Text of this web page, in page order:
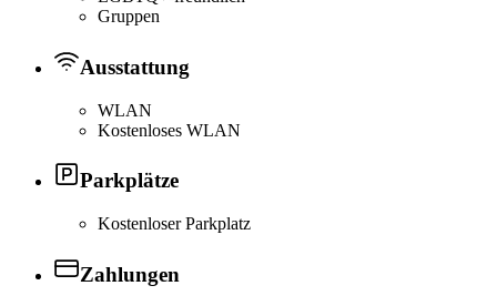
Gruppen
Ausstattung
WLAN
Kostenloses WLAN
Parkplätze
Kostenloser Parkplatz
Zahlungen